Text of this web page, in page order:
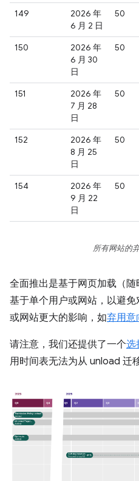
149
2026 年
6 月 2 日
50
150
2026 年
6 月 30
日
50
151
2026 年
7 月 28
日
50
152
2026 年
8 月 25
日
50
154
2026 年
9 月 22
日
50
所有网站的
全面推出是基于网页加载（
基于单个用户或网站，以避
或网站更大的影响，如弃用意
请注意，我们还提供了一个选
用时间表无法为从 unload 迁